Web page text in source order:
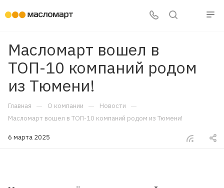
Масломарт вошел в
ТОП-10 компаний родом
из Тюмени!
Главная — О компании — Новости —
Масломарт вошел в ТОП-10 компаний родом из Тюмени!
6 марта 2025